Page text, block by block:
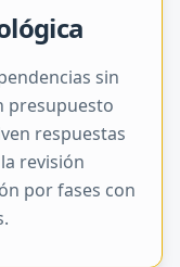
sin
presupuesto
respuestas
revisión
por fases con